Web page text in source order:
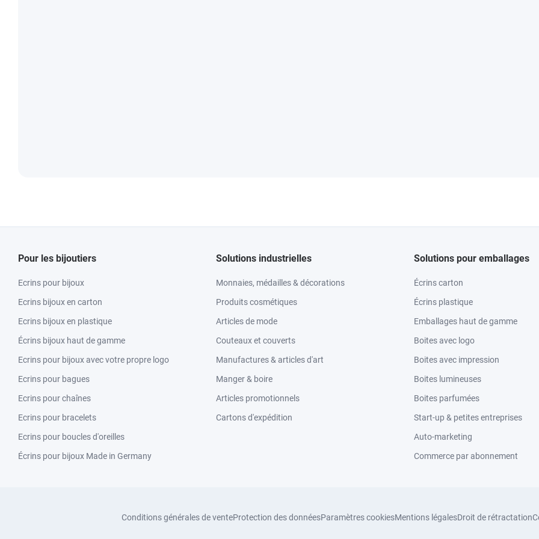
Pour les bijoutiers
Ecrins pour bijoux
Ecrins bijoux en carton
Ecrins bijoux en plastique
Écrins bijoux haut de gamme
Ecrins pour bijoux avec votre propre logo
Ecrins pour bagues
Ecrins pour chaînes
Ecrins pour bracelets
Ecrins pour boucles d'oreilles
Écrins pour bijoux Made in Germany
Solutions industrielles
Monnaies, médailles & décorations
Produits cosmétiques
Articles de mode
Couteaux et couverts
Manufactures & articles d'art
Manger & boire
Articles promotionnels
Cartons d'expédition
Solutions pour emballages
Écrins carton
Écrins plastique
Emballages haut de gamme
Boites avec logo
Boites avec impression
Boites lumineuses
Boites parfumées
Start-up & petites entreprises
Auto-marketing
Commerce par abonnement
Conditions générales de venteProtection des donnéesParamètres cookiesMentions légalesDroit de rétractation